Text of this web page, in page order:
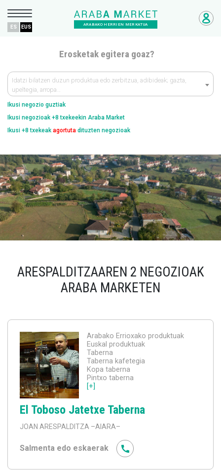
ARABAKO HERRIEN MERKATUA
ES EUS
Erosketak egitera goaz?
Idatzi bilatzen duzun produktua edo zerbitzua, adibideak; gazta,
upeltegia, arropa…
Ikusi negozio guztiak
Ikusi negozioak +8 txekeekin Araba Market
Ikusi +8 txekeak agortuta dituzten negozioak
ARESPALDITZAAREN 2 NEGOZIOAK
ARABA MARKETEN
Arabako Errioxako produktuak
Euskal produktuak
Taberna
Taberna kafetegia
Kopa taberna
Pintxo taberna
[+]
El Toboso Jatetxe Taberna
JOAN ARESPALDITZA –AIARA–
Salmenta edo eskaerak